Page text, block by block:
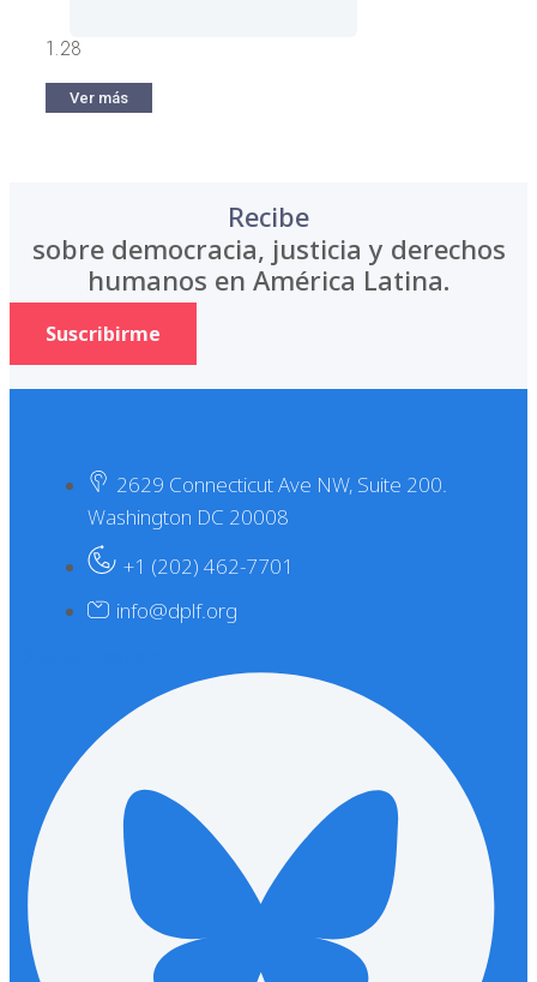
Ver más
Recibe
sobre democracia, justicia y derechos
humanos en América Latina.
Suscribirme
2629 Connecticut Ave NW, Suite 200.
Washington DC 20008
+1 (202) 462-7701
info@dplf.org